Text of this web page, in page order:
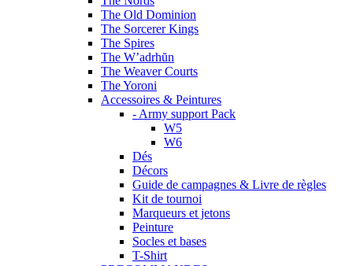
The Old Dominion
The Sorcerer Kings
The Spires
The W’adrhŭn
The Weaver Courts
The Yoroni
Accessoires & Peintures
- Army support Pack
W5
W6
Dés
Décors
Guide de campagnes & Livre de règles
Kit de tournoi
Marqueurs et jetons
Peinture
Socles et bases
T-Shirt